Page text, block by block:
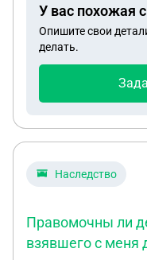
У вас похожая
Опишите свои
делать.
Наследство
Правомочны ли
взявшего с меня